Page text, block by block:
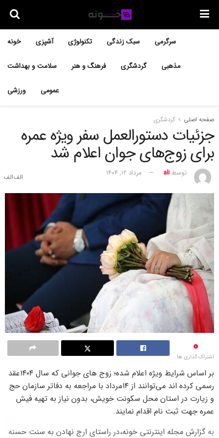
خونه آشپزی تکنولوژی سبک زندگی سرگرمی
سلامت و بهداشت فرهنگ و هنر گردشگری مذهبی
ورزشی عمومی
صفحه اصلی گردشگری
جزئیات دستورالعمل سفر ویژه عمره
برای زوج‌های جوان اعلام شد
توسطali مرداد ۱۲, ۱۴۰۴
0
اشتراک گذاری ها
بر اساس شرایط ویژه اعلام شده؛ زوج های جوانی که سال ۱۴۰۴عقد
رسمی کرده اند می‌توانند از ۱۴مرداد با مراجعه به دفاتر سازمان حج
و زیارت در استان محل سکونت خویش، بدون نیاز به تهیه فیش
عمره جهت ثبت نام اقدام نمایند.
به گزارش مجله اینترنتی خونه،در راستای ارج نهادن به سنت حسنه